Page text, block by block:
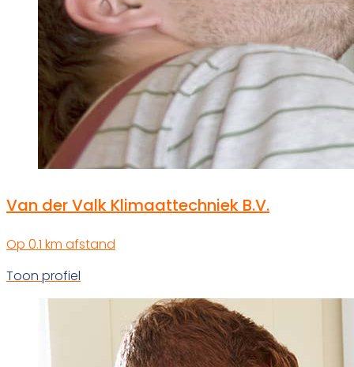
Van der Valk Klimaattechniek B.V.
Op 0.1 km afstand
Toon profiel